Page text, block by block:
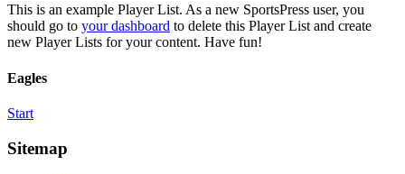
This is an example Player List. As a new SportsPress user, you
should go to your dashboard to delete this Player List and create
new Player Lists for your content. Have fun!
Eagles
Start
Sitemap